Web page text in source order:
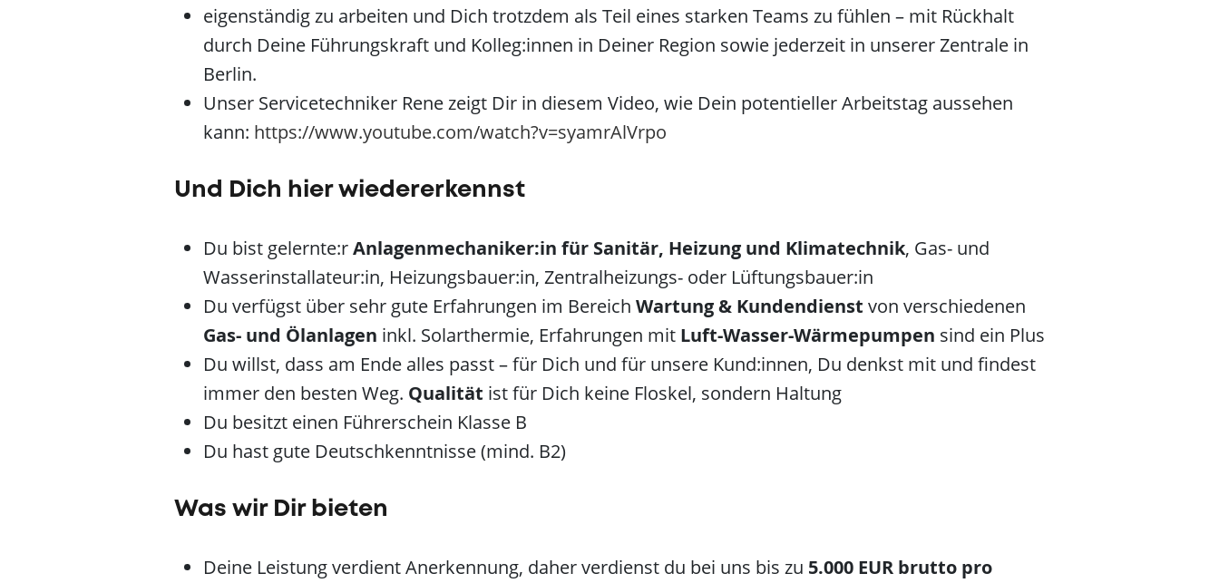
eigenständig zu arbeiten und Dich trotzdem als Teil eines starken Teams zu fühlen – mit Rückhalt
durch Deine Führungskraft und Kolleg:innen in Deiner Region sowie jederzeit in unserer Zentrale in
Berlin.
Unser Servicetechniker Rene zeigt Dir in diesem Video, wie Dein potentieller Arbeitstag aussehen
kann: https://www.youtube.com/watch?v=syamrAlVrpo
Und Dich hier wiedererkennst
Du bist gelernte:rAnlagenmechaniker:in für Sanitär, Heizung und Klimatechnik, Gas- und
Wasserinstallateur:in, Heizungsbauer:in, Zentralheizungs- oder Lüftungsbauer:in
Du verfügst über sehr gute Erfahrungen im Bereich Wartung & Kundendienst von verschiedenen
Gas- und Ölanlagen inkl. Solarthermie, Erfahrungen mit Luft-Wasser-Wärmepumpen sind ein Plus
Du willst, dass am Ende alles passt – für Dich und für unsere Kund:innen, Du denkst mit und findest
immer den besten Weg. Qualität ist für Dich keine Floskel, sondern Haltung
Du besitzt einen Führerschein Klasse B
Du hast gute Deutschkenntnisse (mind. B2)
Was wir Dir bieten
Deine Leistung verdient Anerkennung, daher verdienst du bei uns bis zu 5.000 EUR brutto pro